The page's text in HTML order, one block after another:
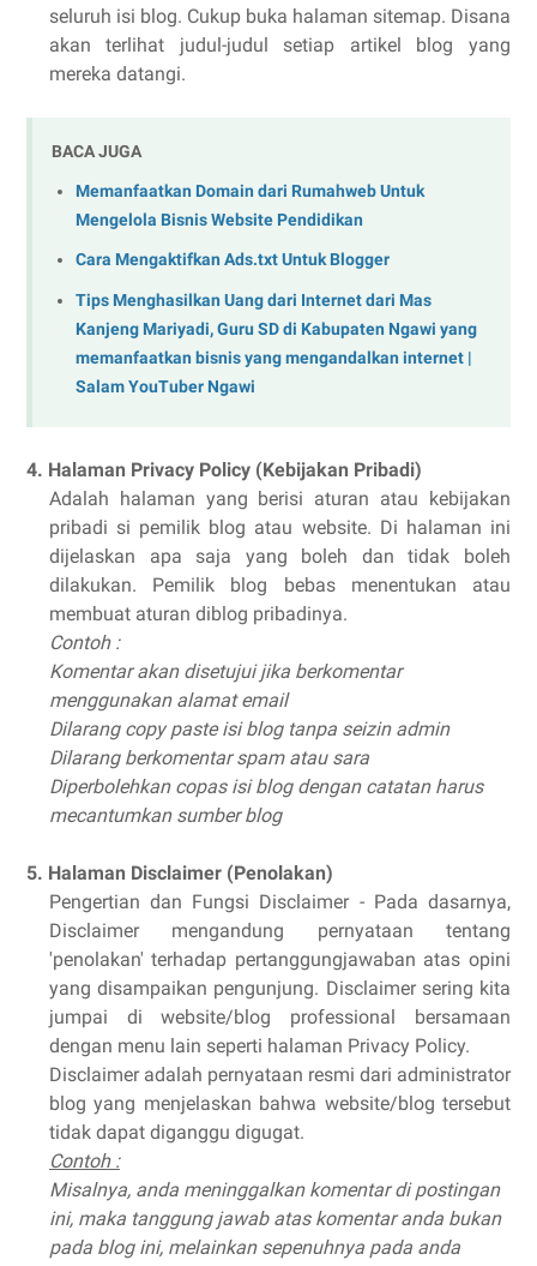
seluruh isi blog. Cukup buka halaman sitemap. Disana
akan terlihat judul-judul setiap artikel blog yang
mereka datangi.
BACA JUGA
Memanfaatkan Domain dari Rumahweb Untuk
Mengelola Bisnis Website Pendidikan
Cara Mengaktifkan Ads.txt Untuk Blogger
Tips Menghasilkan Uang dari Internet dari Mas
Kanjeng Mariyadi, Guru SD di Kabupaten Ngawi yang
memanfaatkan bisnis yang mengandalkan internet |
Salam YouTuber Ngawi
4. Halaman Privacy Policy (Kebijakan Pribadi)
Adalah halaman yang berisi aturan atau kebijakan
pribadi si pemilik blog atau website. Di halaman ini
dijelaskan apa saja yang boleh dan tidak boleh
dilakukan. Pemilik blog bebas menentukan atau
membuat aturan diblog pribadinya.
Contoh :
Komentar akan disetujui jika berkomentar
menggunakan alamat email
Dilarang copy paste isi blog tanpa seizin admin
Dilarang berkomentar spam atau sara
Diperbolehkan copas isi blog dengan catatan harus
mecantumkan sumber blog
5. Halaman Disclaimer (Penolakan)
Pengertian dan Fungsi Disclaimer - Pada dasarnya,
Disclaimer mengandung pernyataan tentang
'penolakan' terhadap pertanggungjawaban atas opini
yang disampaikan pengunjung. Disclaimer sering kita
jumpai di website/blog professional bersamaan
dengan menu lain seperti halaman Privacy Policy.
Disclaimer adalah pernyataan resmi dari administrator
blog yang menjelaskan bahwa website/blog tersebut
tidak dapat diganggu digugat.
Contoh :
Misalnya, anda meninggalkan komentar di postingan
ini, maka tanggung jawab atas komentar anda bukan
pada blog ini, melainkan sepenuhnya pada anda